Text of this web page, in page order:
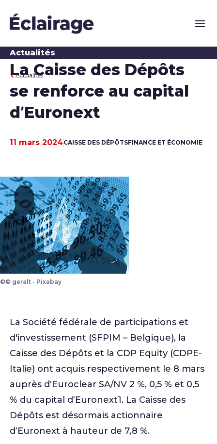
Actualités
Actualités
La Caisse des Dépôts
se renforce au capital
d’Euronext
Date de publication
11 mars 2024CAISSE DES DÉPÔTSFINANCE ET ÉCONOMIE
©© geralt - Pixabay
La Société fédérale de participations et
d'investissement (SFPIM – Belgique), la
Caisse des Dépôts et la CDP Equity (CDPE-
Italie) ont acquis respectivement le 8 mars
auprès d’Euroclear SA/NV 2 %, 0,5 % et 0,5
% du capital d’Euronext1. La Caisse des
Dépôts est désormais actionnaire
d’Euronext à hauteur de 7,8 %.